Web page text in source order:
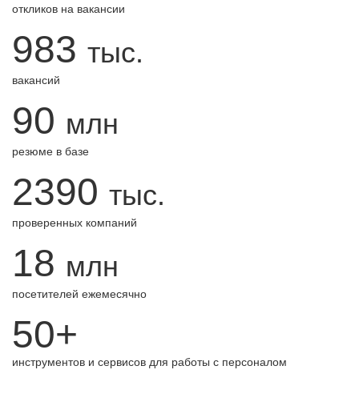
откликов на вакансии
983 тыс.
вакансий
90 млн
резюме в базе
2390 тыс.
проверенных компаний
18 млн
посетителей ежемесячно
50+
инструментов и сервисов для работы с персоналом